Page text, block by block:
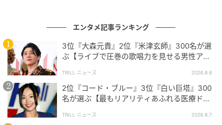
“納得と満足”を集めた名作たち
今回ご紹介したランキングでは、それぞれ原作愛とこ
だわり抜かれた演出・キャスティングへの評価コメン
トが印象的でした。人気タイトルはいずれも、多くの
人々から“納得”と“満足”を集めているようです。
※本記事は、自社で募集したアンケートの回答者300名
の意見を集計した結果に基づき制作しています。社会
エンタメ記事ランキング
3位『大森元貴』2位『米津玄師』300名が選
ぶ【ライブで圧巻の歌唱力を見せる男性アー
TRILL ニュース 2026.8.6
2位『コード・ブルー』3位『白い巨塔』300
名が選ぶ【最もリアリティあふれる医療ドラ
TRILL ニュース 2026.8.7